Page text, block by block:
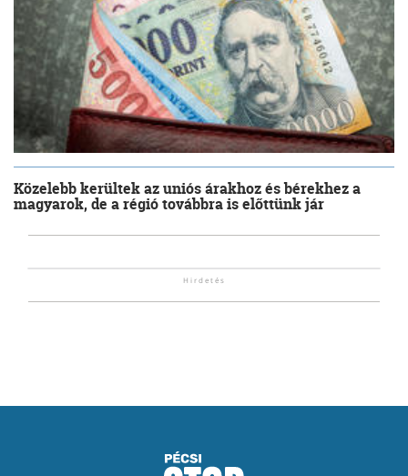
Közelebb kerültek az uniós árakhoz és bérekhez a
magyarok, de a régió továbbra is előttünk jár